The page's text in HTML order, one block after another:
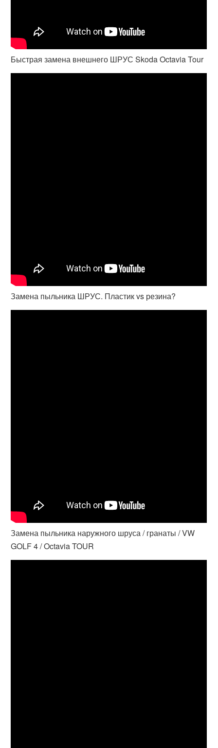
Быстрая замена внешнего ШРУС Skoda Octavia Tour
Замена пыльника ШРУС. Пластик vs резина?
Замена пыльника наружного шруса / гранаты / VW
GOLF 4 / Octavia TOUR